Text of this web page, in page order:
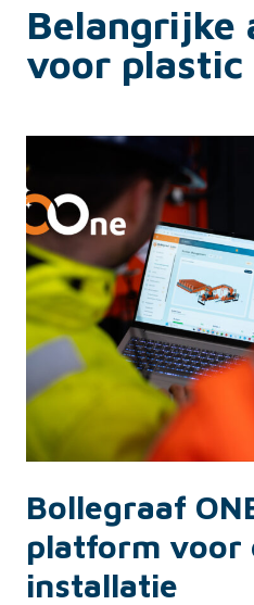
Belangrijke
voor plastic
Bollegraaf
platform voor
installatie